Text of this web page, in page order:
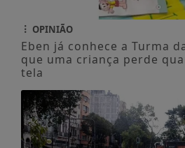
OPINIÃO
Eben já conhece a Turma
que uma criança perde
tela